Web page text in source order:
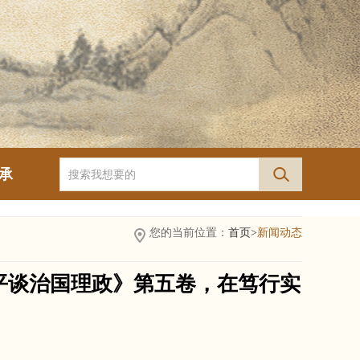
您的当前位置： 首页>新闻动态
治国理政》第五卷，在笃行实